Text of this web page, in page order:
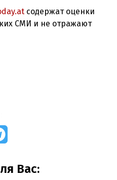
содержат оценки
СМИ и не отражают
Вас: